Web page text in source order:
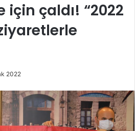
için çaldı! “2022
2022